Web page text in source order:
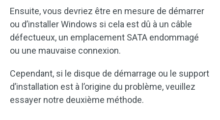
Ensuite, vous devriez être en mesure de démarrer
ou d’installer Windows si cela est dû à un câble
défectueux, un emplacement SATA endommagé
ou une mauvaise connexion.
Cependant, si le disque de démarrage ou le support
d’installation est à l’origine du problème, veuillez
essayer notre deuxième méthode.